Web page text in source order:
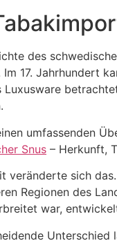
des
17. Jahrhundert
Luxusware
umfassenden
Snus – Herkunft,
veränderte sich
Regionen des
war,